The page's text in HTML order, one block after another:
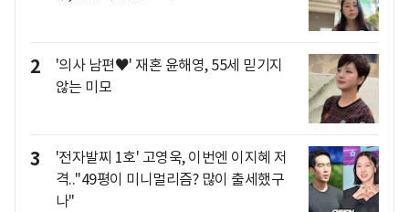
2
'의사 남편♥' 재혼 윤해영, 55세 믿기지
않는 미모
3
'전자발찌 1호' 고영욱, 이번엔 이지혜 저
격.."49평이 미니멀리즘? 많이 출세했구
나"